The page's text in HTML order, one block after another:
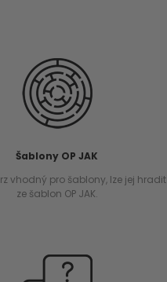
Šablony OP JAK
vhodný pro šablony, lze jej hradit
ze šablon OP JAK.